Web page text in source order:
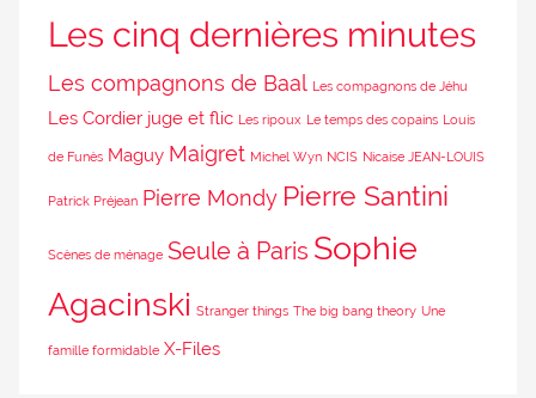
Les cinq dernières minutes
Les compagnons de Baal Les compagnons de Jéhu
Les Cordier juge et flic Les ripoux Le temps des copains Louis
de Funès Maguy Maigret Michel Wyn NCIS Nicaise JEAN-LOUIS
Patrick Préjean Pierre Mondy Pierre Santini
Scènes de ménage Seule à Paris Sophie
Agacinski Stranger things The big bang theory Une
famille formidable X-Files